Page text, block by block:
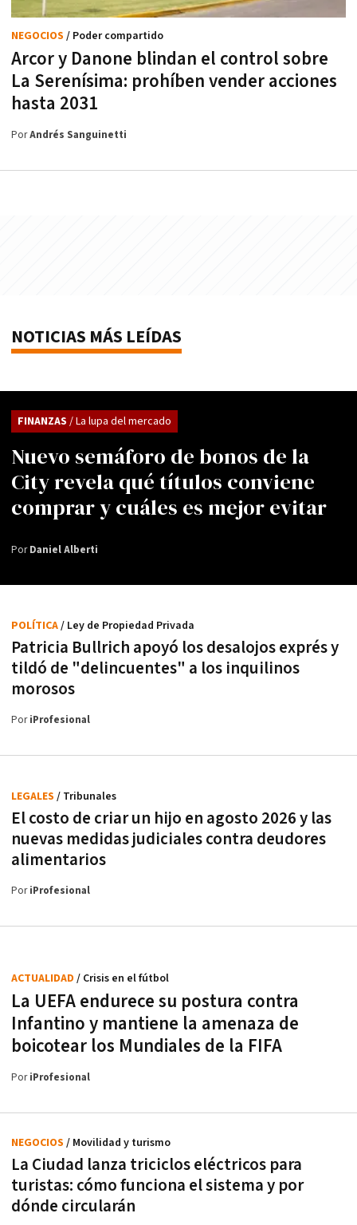
Arcor y Danone blindan el control sobre
La Serenísima: prohíben vender acciones
hasta 2031
NEGOCIOS / Poder compartido
PorAndrés Sanguinetti
NOTICIAS MÁS LEÍDAS
Nuevo semáforo de bonos de la
City revela qué títulos conviene
comprar y cuáles es mejor evitar
FINANZAS / La lupa del mercado
PorDaniel Alberti
Patricia Bullrich apoyó los desalojos exprés y
tildó de "delincuentes" a los inquilinos
morosos
POLÍTICA/ Ley de Propiedad Privada
PoriProfesional
El costo de criar un hijo en agosto 2026 y las
nuevas medidas judiciales contra deudores
alimentarios
LEGALES / Tribunales
PoriProfesional
La UEFA endurece su postura contra
Infantino y mantiene la amenaza de
boicotear los Mundiales de la FIFA
ACTUALIDAD / Crisis en el fútbol
PoriProfesional
La Ciudad lanza triciclos eléctricos para
turistas: cómo funciona el sistema y por
dónde circularán
NEGOCIOS / Movilidad y turismo